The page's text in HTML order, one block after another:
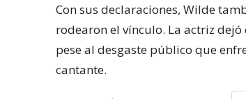
Con sus declaraciones, Wilde
rodearon el vínculo. La actriz
pese al desgaste público que
cantante.